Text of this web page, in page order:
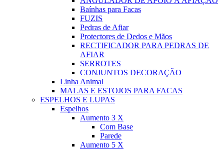
Baínhas para Facas
FUZIS
Pedras de Afiar
Protectores de Dedos e Mãos
RECTIFICADOR PARA PEDRAS DE
AFIAR
SERROTES
CONJUNTOS DECORAÇÃO
Linha Animal
MALAS E ESTOJOS PARA FACAS
ESPELHOS E LUPAS
Espelhos
Aumento 3 X
Com Base
Parede
Aumento 5 X